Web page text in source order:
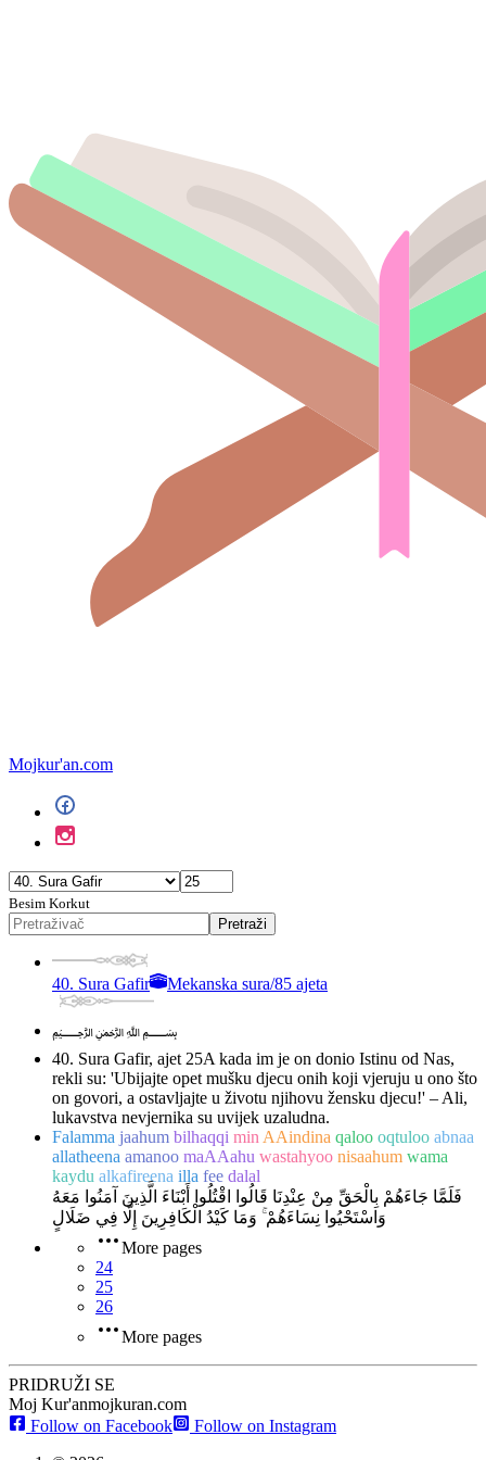
Mojkur'an.com
Besim Korkut
Pretraži
40. Sura Gafir Mekanska sura/85 ajeta
﷽
40. Sura Gafir, ajet 25A kada im je on donio Istinu od Nas,
rekli su: 'Ubijajte opet mušku djecu onih koji vjeruju u ono što
on govori, a ostavljajte u životu njihovu žensku djecu!' – Ali,
lukavstva nevjernika su uvijek uzaludna.
Falamma jaahum bilhaqqi min AAindina qaloo oqtuloo abnaa
allatheena amanoo maAAahu wastahyoo nisaahum wama
kaydu alkafireena illa fee dalal
فَلَمَّا جَاءَهُمْ بِالْحَقِّ مِنْ عِنْدِنَا قَالُوا اقْتُلُوا أَبْنَاءَ الَّذِينَ آمَنُوا مَعَهُ
وَاسْتَحْيُوا نِسَاءَهُمْ ۚ وَمَا كَيْدُ الْكَافِرِينَ إِلَّا فِي ضَلَالٍ
More pages
24
25
26
More pages
PRIDRUŽI SE
Moj Kur'anmojkuran.com
Follow on Facebook
Follow on Instagram